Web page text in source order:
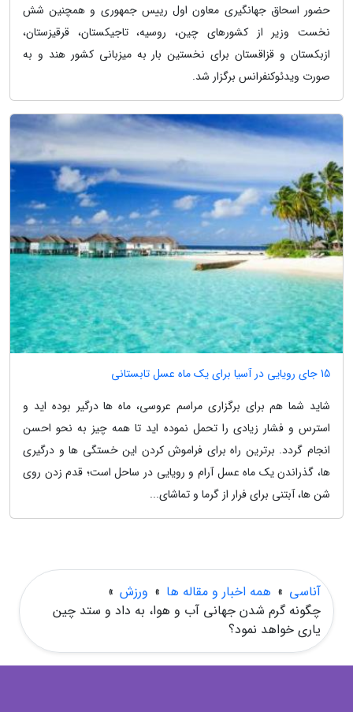
حضور اسحاق جهانگیری معاون اول رییس جمهوری و همچنین شش
نخست وزیر از کشورهای چین، روسیه، تاجیکستان، قرقیزستان،
ازبکستان و قزاقستان برای نخستین بار به میزبانی کشور هند و به
صورت ویدئوکنفرانس برگزار شد.
15 جای رویایی در آسیا برای یک ماه عسل تابستانی
شاید شما هم برای برگزاری مراسم عروسی، ماه ها درگیر بوده اید و
استرس و فشار زیادی را تحمل نموده اید تا همه چیز به نحو احسن
انجام گردد. برترین راه برای فراموش کردن این خستگی ها و درگیری
ها، گذراندن یک ماه عسل آرام و رویایی در ساحل است؛ قدم زدن روی
شن ها، آبتنی برای فرار از گرما و تماشای...
آناسی » همه اخبار و مقاله ها » ورزش »
چگونه گرم شدن جهانی آب و هوا، به داد و ستد چین
یاری خواهد نمود؟